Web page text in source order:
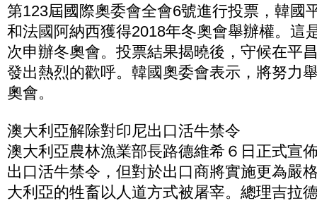
第123屆國際奧委會全會6號進行投票，韓國
和法國阿納西獲得2018年冬奧會舉辦權。這
次申辦冬奧會。投票結果揭曉後，守候在平
發出熱烈的歡呼。韓國奧委會表示，將努力
奧會。
澳大利亞解除對印尼出口活牛禁令
澳大利亞農林漁業部長路德維希６日正式宣
出口活牛禁令，但對於出口商將實施更為嚴
大利亞的牲畜以人道方式被屠宰。總理吉拉